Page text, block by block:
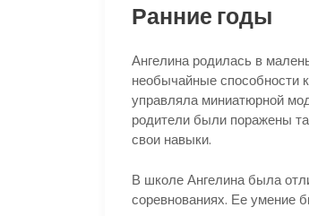
Ранние годы
Ангелина родилась в
необычайные способности
управляла миниатюрной
родители были поражены
свои навыки.
В школе Ангелина была
соревнованиях. Ее умение